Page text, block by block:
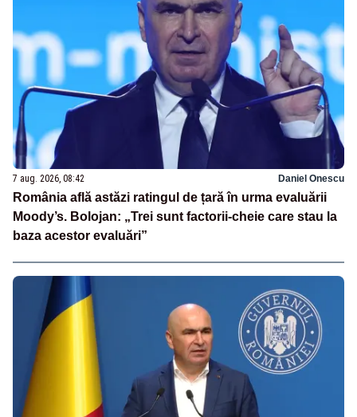
7 aug. 2026, 08:42 Daniel Onescu
România află astăzi ratingul de țară în urma evaluării
Moody’s. Bolojan: „Trei sunt factorii-cheie care stau la
baza acestor evaluări”